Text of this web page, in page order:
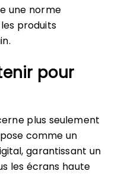
une norme
produits
pour
plus seulement
comme un
garantissant un
les écrans haute